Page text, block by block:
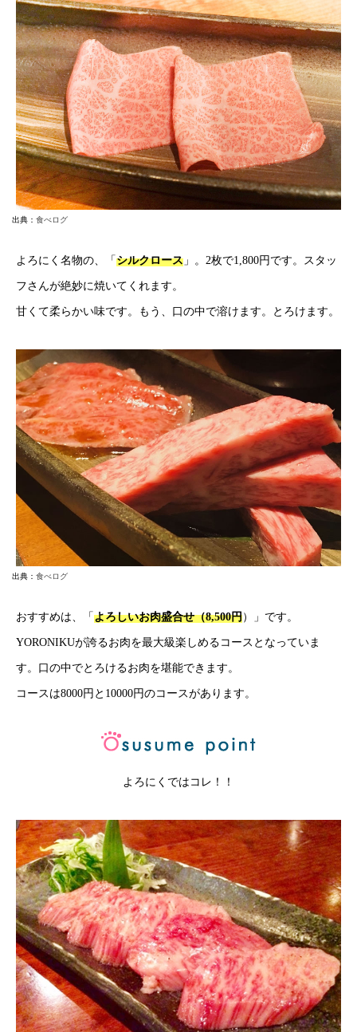
出典： 食べログ
よろにく名物の、「シルクロース 」。2枚で1,800円です。スタッ
フさんが絶妙に焼いてくれます。
甘くて柔らかい味です。もう、口の中で溶けます。とろけます。
出典： 食べログ
おすすめは、「よろしいお肉盛合せ（8,500円）」です。
YORONIKUが誇るお肉を最大級楽しめるコースとなっていま
す。口の中でとろけるお肉を堪能できます。
コースは8000円と10000円のコースがあります。
よろにくではコレ！！